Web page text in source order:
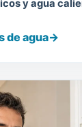
y agua
de agua→